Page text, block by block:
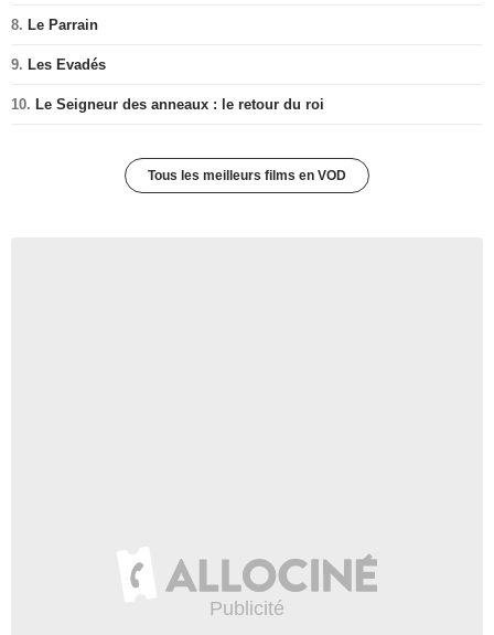
8. Le Parrain
9. Les Evadés
10. Le Seigneur des anneaux : le retour du roi
Tous les meilleurs films en VOD